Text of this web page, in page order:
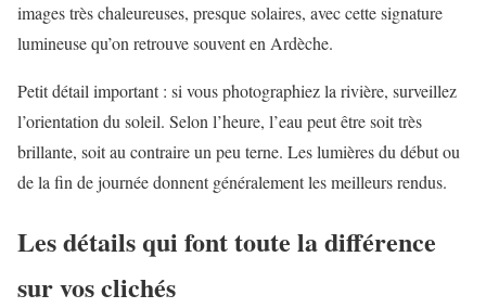
images très chaleureuses, presque solaires, avec cette signature
lumineuse qu’on retrouve souvent en Ardèche.
Petit détail important : si vous photographiez la rivière, surveillez
l’orientation du soleil. Selon l’heure, l’eau peut être soit très
brillante, soit au contraire un peu terne. Les lumières du début ou
de la fin de journée donnent généralement les meilleurs rendus.
Les détails qui font toute la différence
sur vos clichés